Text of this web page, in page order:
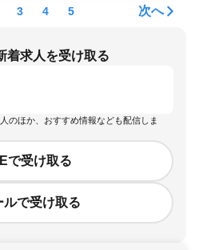
3 4 5 次へ
着求人を受け取る
のほか、おすすめ情報なども配信しま
で受け取る
ルで受け取る